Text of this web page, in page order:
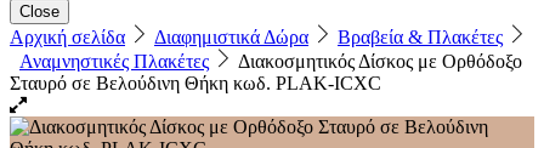
Close
Αρχική σελίδα Διαφημιστικά Δώρα
Βραβεία & Πλακέτες
Αναμνηστικές Πλακέτες
Διακοσμητικός Δίσκος με Ορθόδοξο
Σταυρό σε Βελούδινη Θήκη κωδ. PLAK-ICXC